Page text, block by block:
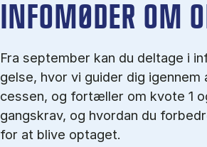
IN­FO­MØ­DER OM
Fra september kan du del­tage i
gel­se, hvor vi gu­i­der dig
ces­sen, og for­tæl­ler om kvo­te 1
gangs­krav, og hvordan du
for at blive optaget.